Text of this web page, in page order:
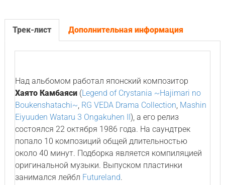
Трек-лист Дополнительная информация
Над альбомом работал японский композитор
Хаято Камбаяси(Legend of Crystania ~Hajimari no
Boukenshatachi~, RG VEDA Drama Collection, Mashin
Eiyuuden Wataru 3 Ongakuhen II), а его релиз
состоялся 22 октября 1986 года. На саундтрек
попало 10 композиций общей длительностью
около 40 минут. Подборка является компиляцией
оригинальной музыки. Выпуском пластинки
занимался лейбл Futureland.